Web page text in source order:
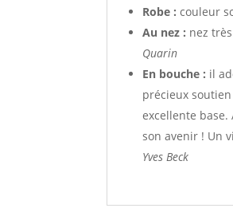
Robe : couleur
Au nez : nez
Quarin
En bouche : il
précieux
excellente
son avenir ! Un
Yves Beck